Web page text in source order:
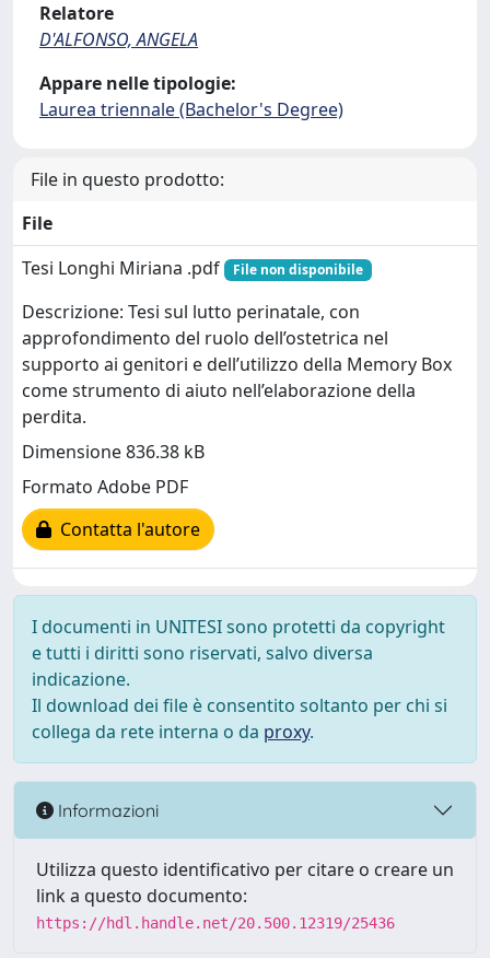
Relatore
D'ALFONSO, ANGELA
Appare nelle tipologie:
Laurea triennale (Bachelor's Degree)
File in questo prodotto:
File
Tesi Longhi Miriana .pdf
File non disponibile
Descrizione: Tesi sul lutto perinatale, con
approfondimento del ruolo dell’ostetrica nel
supporto ai genitori e dell’utilizzo della Memory Box
come strumento di aiuto nell’elaborazione della
perdita.
Dimensione 836.38 kB
Formato Adobe PDF
Contatta l'autore
I documenti in UNITESI sono protetti da copyright
e tutti i diritti sono riservati, salvo diversa
indicazione.
Il download dei file è consentito soltanto per chi si
collega da rete interna o da proxy.
Informazioni
Utilizza questo identificativo per citare o creare un
link a questo documento:
https://hdl.handle.net/20.500.12319/25436